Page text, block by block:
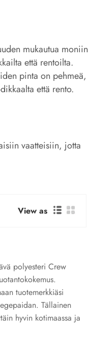
mukautua moniin
että rentoilta.
pinta on pehmeä,
että rento.
vaatteisiin, jotta
View as
polyesteri Crew
tuotemerkkiäsi
Tällainen
hyvin kotimaassa ja